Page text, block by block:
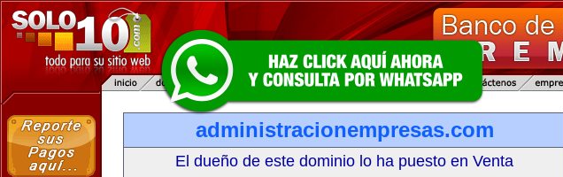
administracionempresas.com
El dueño de este dominio lo ha puesto en Venta